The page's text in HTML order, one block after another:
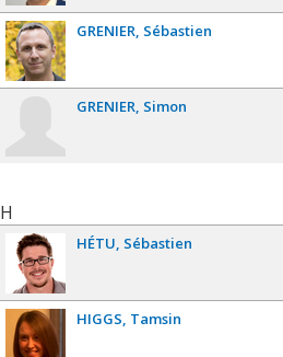
GRENIER Sébastien
GRENIER Simon
H
HÉTU Sébastien
HIGGS Tamsin